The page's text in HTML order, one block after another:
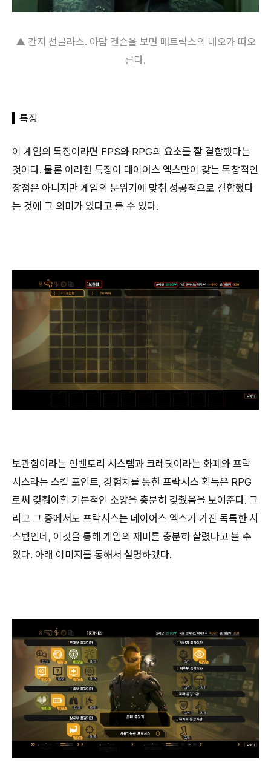
▲ 간지 선글라스. 아담 젠슨을 보면 매트릭스의 네오가 떠오
른다.
특징
이 게임의 특징이라면 FPS와 RPG의 요소를 잘 결합했다는
것이다. 물론 이러한 특징이 데이어스 엑스만이 갖는 독창적인
장점은 아니지만 게임의 분위기에 맞춰 성공적으로 결합했다
는 것에 그 의미가 있다고 볼 수 있다.
보관함이라는 인벤토리 시스템과 크레딧이라는 화폐와 프락
시스라는 스킬 포인트, 경험치를 통한 프락시스 획득은 RPG
로써 갖춰야할 기본적인 소양을 충분히 갖췄음을 보여준다. 그
리고 그 중에서도 프락시스는 데이어스 엑스가 가진 독특한 시
스템인데, 이것을 통해 게임의 재미를 충분히 살렸다고 볼 수
있다. 아래 이미지를 통해서 설명하겠다.